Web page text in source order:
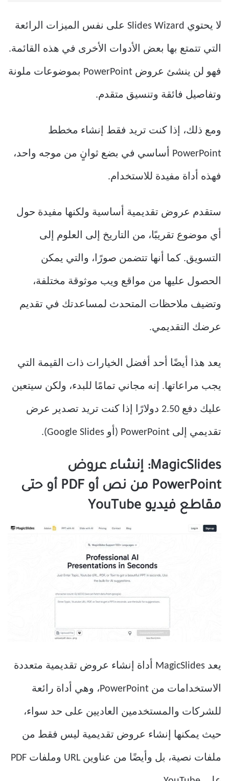
لا يحتوي Slides Wizard على نفس الميزات الرائعة
التي تتمتع بها بعض الأدوات الأخرى في هذه القائمة.
فهو لن ينشئ عروض PowerPoint بموضوعات ملونة
وتفاصيل فائقة وتنسيق متقدم.
ومع ذلك، إذا كنت تريد فقط إنشاء مخطط
PowerPoint أساسي في بضع ثوانٍ من موجه واحد،
فهذه أداة مفيدة للاستخدام.
ستقدم عروض تقديمية أساسية ولكنها مفيدة حول
أي موضوع تقريبًا، من التاريخ إلى العلوم إلى
التسويق. كما أنها تتضمن صورًا، والتي يمكن
الحصول عليها من مواقع ويب موثوقة مختلفة،
وتضيف ملاحظات المتحدث لمساعدتك في تقديم
عرضك التقديمي.
يعد هذا أيضًا أحد أفضل الخيارات ذات القيمة التي
يجب مراعاتها. إنه مجاني تمامًا للبدء، ولكن سيتعين
عليك دفع 2.50 دولارًا إذا كنت تريد تصدير عرض
تقديمي إلى PowerPoint (أو Google Slides).
MagicSlides: إنشاء عروض
PowerPoint من نص أو PDF أو حتى
مقاطع فيديو YouTube
يعد MagicSlides أداة إنشاء عروض تقديمية متعددة
الاستخدامات من PowerPoint، وهي أداة رائعة
للشركات والمستخدمين العاديين على حد سواء،
حيث يمكنها إنشاء عروض تقديمية ليس فقط من
ملفات نصية، بل وأيضًا من عناوين URL وملفات PDF